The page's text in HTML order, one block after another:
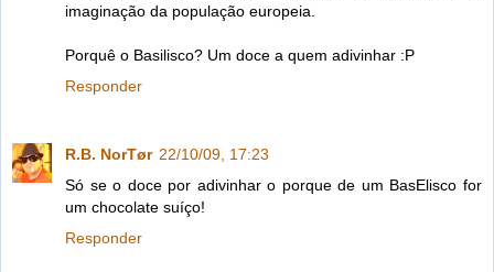
imaginação da população europeia.
Porquê o Basilisco? Um doce a quem adivinhar :P
Responder
R.B. NorTør 22/10/09, 17:23
Só se o doce por adivinhar o porque de um BasElisco for
um chocolate suíço!
Responder